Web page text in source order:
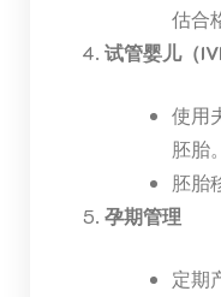
估合
试管婴儿（
使用
胚胎。
胚胎
孕期管理
定期